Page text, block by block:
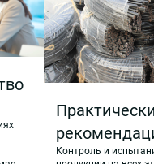
Контроль и